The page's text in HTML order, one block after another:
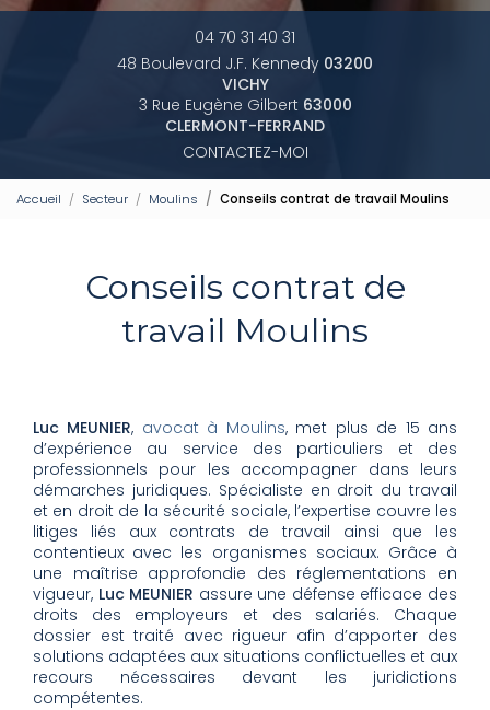
04 70 31 40 31
48 Boulevard J.F. Kennedy 03200
VICHY
3 Rue Eugène Gilbert 63000
CLERMONT-FERRAND
CONTACTEZ-MOI
Accueil Secteur Moulins Conseils contrat de travail Moulins
Conseils contrat de
travail Moulins
Luc MEUNIER, avocat à Moulins, met plus de 15 ans
d’expérience au service des particuliers et des
professionnels pour les accompagner dans leurs
démarches juridiques. Spécialiste en droit du travail
et en droit de la sécurité sociale, l’expertise couvre les
litiges liés aux contrats de travail ainsi que les
contentieux avec les organismes sociaux. Grâce à
une maîtrise approfondie des réglementations en
vigueur, Luc MEUNIER assure une défense efficace des
droits des employeurs et des salariés. Chaque
dossier est traité avec rigueur afin d’apporter des
solutions adaptées aux situations conflictuelles et aux
recours nécessaires devant les juridictions
compétentes.